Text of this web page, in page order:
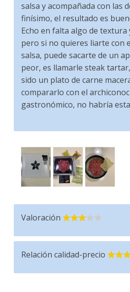
salsa y acompañada con las
finísimo, el resultado es
Echo en falta algo de textura
pero si no quieres liarte con
salsa, puede sacarte de un
peor, es llamarle steak
sido un plato de carne
compararlo con el
gastronómico, no habría
Valoración
Relación calidad-precio